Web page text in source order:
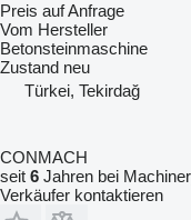
Preis auf Anfrage
Vom Hersteller
Betonsteinmaschine
Zustand neu
Türkei, Tekirdağ
CONMACH
seit 6 Jahren bei
Verkäufer kontaktieren